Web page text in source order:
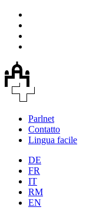
Parlnet
Contatto
Lingua facile
DE
FR
IT
RM
EN